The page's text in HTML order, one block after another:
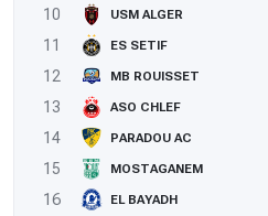
10
USM ALGER
11
ES SETIF
12
MB ROUISSET
13
ASO CHLEF
14
PARADOU AC
15
MOSTAGANEM
16
EL BAYADH